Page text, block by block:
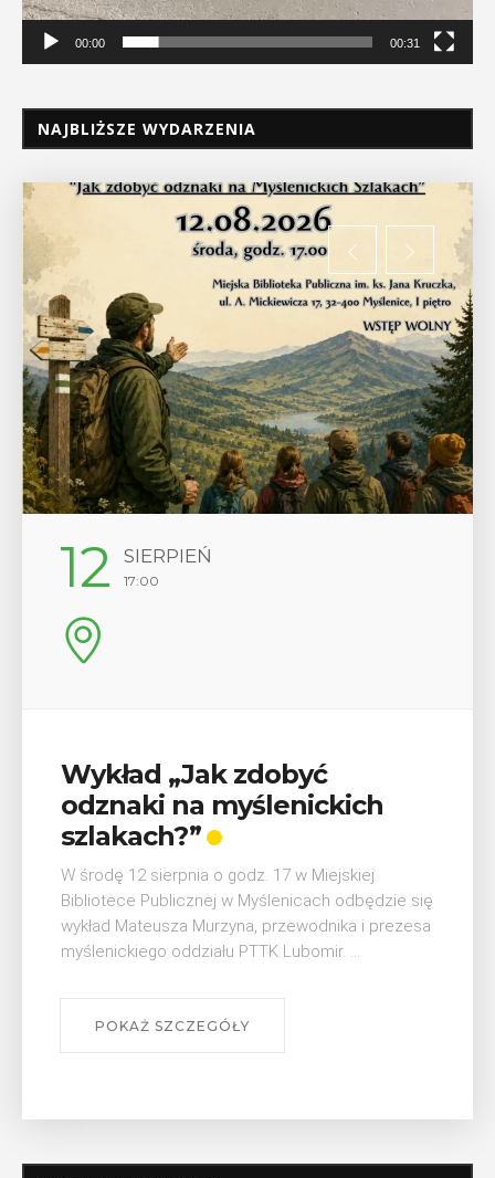
00:00 00:31
NAJBLIŻSZE WYDARZENIA
odbędzie się
i prezesa
29
V Turniej Myślimira.
Mieszczanie i
W ostatni weekend wakacji, czyli 29-
Myślenicach odbędzie się piąta
Myślimira. Wydarzenie organizowane
Muzeum Niepodległości w
się na ...
POKAŻ SZCZEGÓŁY